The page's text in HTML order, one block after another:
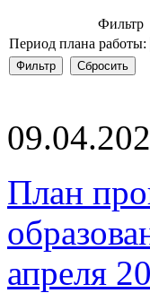
Фильтр
Период плана работы:
План
апреля